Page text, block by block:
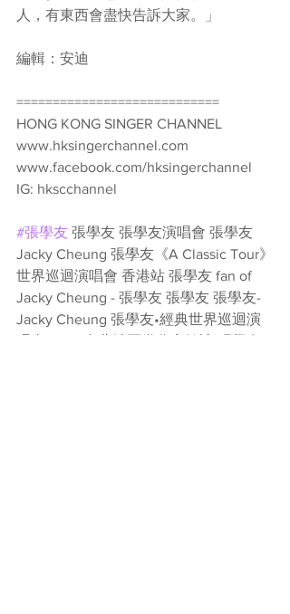
人，有東西會盡快告訴大家。」
編輯：安迪
============================
HONG KONG SINGER CHANNEL
www.hksingerchannel.com
www.facebook.com/hksingerchannel
IG: hkscchannel
#張學友 張學友 張學友演唱會 張學友
Jacky Cheung 張學友《A Classic Tour》
世界巡迴演唱會 香港站 張學友 fan of
Jacky Cheung - 張學友 張學友 張學友-
Jacky Cheung 張學友•經典世界巡迴演